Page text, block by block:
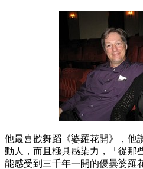
他最喜歡舞蹈《婆羅花開》，他
動人，而且極具感染力，「從那
能感受到三千年一開的優曇婆羅